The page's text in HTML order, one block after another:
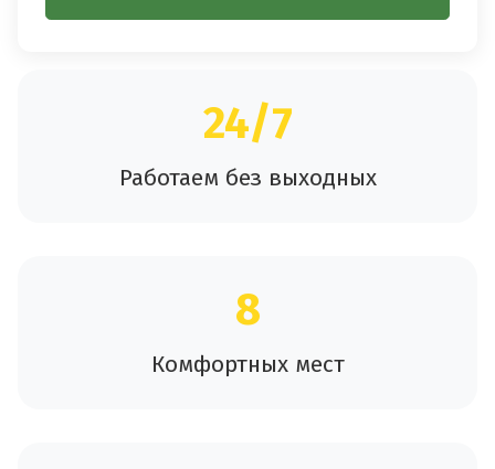
24/7
Работаем без выходных
8
Комфортных мест